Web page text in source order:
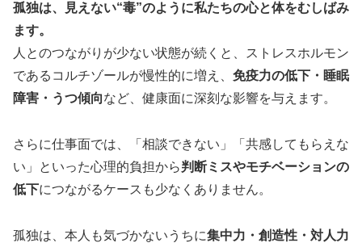
孤独は、見えない“毒”のように私たちの心と体をむしばみ
ます。
人とのつながりが少ない状態が続くと、ストレスホルモン
であるコルチゾールが慢性的に増え、 免疫力の低下・睡眠
障害・うつ傾向など、健康面に深刻な影響を与えます。
さらに仕事面では、「相談できない」「共感してもらえな
い」といった心理的負担から判断ミスやモチベーションの
低下につながるケースも少なくありません。
孤独は、本人も気づかないうちに集中力・創造性・対人力